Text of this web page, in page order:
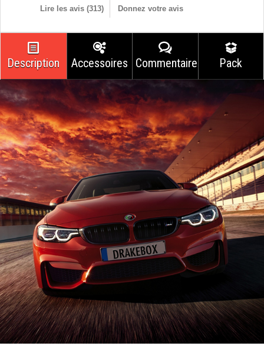
Lire les avis (313) Donnez votre avis
Description Accessoires Commentaires Pack